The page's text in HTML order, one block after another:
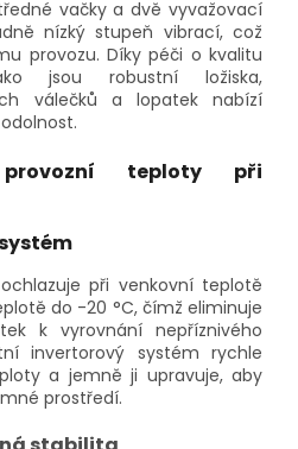
vačky a dvě vyvažovací
nízký stupeň vibrací, což
provozu. Díky péči o kvalitu
jsou robustní ložiska,
válečků a lopatek nabízí
teploty při
při venkovní teplotě
do -20 °C, čímž eliminuje
k vyrovnání nepříznivého
invertorový systém rychle
a jemně ji upravuje, aby
prostředí.